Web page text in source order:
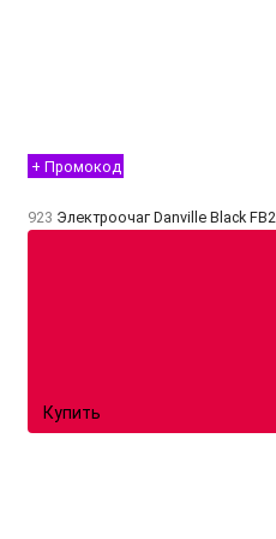
+ Промокод
923 Электроочаг Danville Black FB2
Купить